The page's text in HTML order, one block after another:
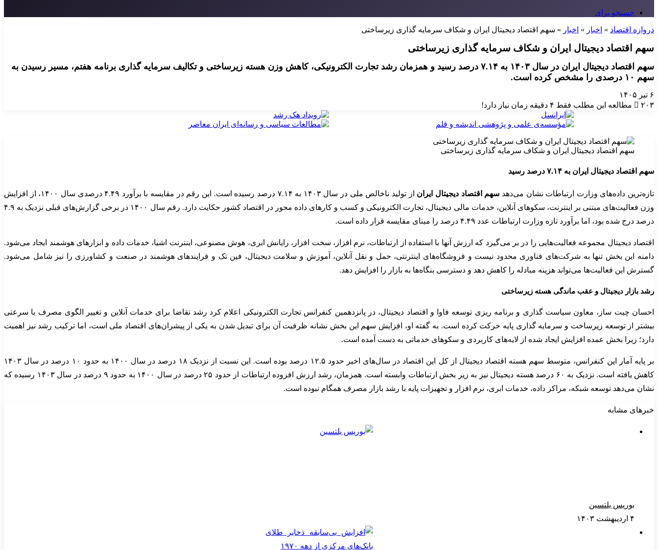
جستجو برای
دروازه اقتصاد » اخبار » اخبار » سهم اقتصاد دیجیتال ایران و شکاف سرمایه گذاری زیرساختی
سهم اقتصاد دیجیتال ایران و شکاف سرمایه گذاری زیرساختی
سهم اقتصاد دیجیتال ایران در سال ۱۴۰۳ به ۷.۱۴ درصد رسید و همزمان رشد تجارت الکترونیکی، کاهش وزن هسته زیرساختی و تکالیف سرمایه گذاری برنامه هفتم، مسیر رسیدن به
سهم ۱۰ درصدی را مشخص کرده است.
۶ تیر ۱۴۰۵
۲۰۳
مطالعه این مطلب فقط ۴ دقیقه زمان نیاز دارد!
سهم اقتصاد دیجیتال ایران و شکاف سرمایه گذاری زیرساختی
سهم اقتصاد دیجیتال ایران به ۷.۱۴ درصد رسید
تازه‌ترین داده‌های وزارت ارتباطات نشان می‌دهد سهم اقتصاد دیجیتال ایران
از تولید ناخالص ملی در سال ۱۴۰۳ به ۷.۱۴ درصد رسیده است. این رقم در مقایسه با برآورد ۴.۴۹ درصدی سال ۱۴۰۰، از افزایش
وزن فعالیت‌های مبتنی بر اینترنت، سکوهای آنلاین، خدمات مالی دیجیتال، تجارت الکترونیکی و کسب و کارهای داده محور در اقتصاد کشور حکایت دارد. رقم سال ۱۴۰۰ در برخی گزارش‌های قبلی نزدیک به ۴.۹
درصد درج شده بود، اما برآورد تازه وزارت ارتباطات عدد ۴.۴۹ درصد را مبنای مقایسه قرار داده است.
اقتصاد دیجیتال مجموعه فعالیت‌هایی را در بر می‌گیرد که ارزش آنها با استفاده از ارتباطات، نرم افزار، سخت افزار، رایانش ابری، هوش مصنوعی، اینترنت اشیا، خدمات داده و ابزارهای هوشمند ایجاد می‌شود.
دامنه این بخش تنها به شرکت‌های فناوری محدود نیست و فروشگاه‌های اینترنتی، حمل و نقل آنلاین، آموزش و سلامت دیجیتال، فین تک و فرایندهای هوشمند در صنعت و کشاورزی را نیز شامل می‌شود.
گسترش این فعالیت‌ها می‌تواند هزینه مبادله را کاهش دهد و دسترسی بنگاه‌ها به بازار را افزایش دهد.
رشد بازار دیجیتال و عقب ماندگی هسته زیرساختی
احسان چیت ساز، معاون سیاست گذاری و برنامه ریزی توسعه فاوا و اقتصاد دیجیتال، در پانزدهمین کنفرانس تجارت الکترونیکی اعلام کرد رشد تقاضا برای خدمات آنلاین و تغییر الگوی مصرف با سرعتی
بیشتر از توسعه زیرساخت و سرمایه گذاری پایه حرکت کرده است. به گفته او، افزایش سهم این بخش نشانه ظرفیت آن برای تبدیل شدن به یکی از پیشران‌های اقتصاد ملی است، اما ترکیب رشد نیز اهمیت
دارد؛ زیرا بخش عمده افزایش ایجاد شده از لایه‌های کاربردی و سکوهای خدماتی به دست آمده است.
بر پایه آمار این کنفرانس، متوسط سهم هسته اقتصاد دیجیتال از کل این اقتصاد در سال‌های اخیر حدود ۱۲.۵ درصد بوده است. این نسبت از نزدیک ۱۸ درصد در سال ۱۴۰۰ به حدود ۱۰ درصد در سال ۱۴۰۳
کاهش یافته است. نزدیک به ۶۰ درصد هسته دیجیتال نیز به زیر بخش ارتباطات وابسته است. همزمان، رشد ارزش افزوده ارتباطات از حدود ۲۵ درصد در سال ۱۴۰۰ به حدود ۹ درصد در سال ۱۴۰۳ رسیده که
نشان می‌دهد توسعه شبکه، مراکز داده، خدمات ابری، نرم افزار و تجهیزات پایه با رشد بازار مصرف همگام نبوده است.
خبرهای مشابه
بوریس یلتسین
۴ اردیبهشت ۱۴۰۳